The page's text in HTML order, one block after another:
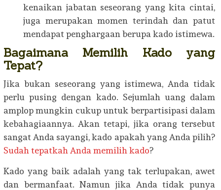
kenaikan jabatan seseorang yang kita cintai,
juga merupakan momen terindah dan patut
mendapat penghargaan berupa kado istimewa.
Bagaimana Memilih Kado yang
Tepat?
Jika bukan seseorang yang istimewa, Anda tidak
perlu pusing dengan kado. Sejumlah uang dalam
amplop mungkin cukup untuk berpartisipasi dalam
kebahagiaannya. Akan tetapi, jika orang tersebut
sangat Anda sayangi, kado apakah yang Anda pilih?
Sudah tepatkah Anda memilih kado?
Kado yang baik adalah yang tak terlupakan, awet
dan bermanfaat. Namun jika Anda tidak punya